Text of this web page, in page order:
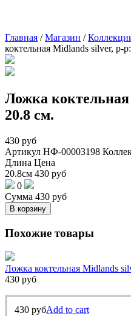
Главная /Магазин /
коктельная Midlands silver, р-
Ложка
20.8 см.
430 руб
Артикул НФ-00003198
Длина Цена
20.8см 430 руб
0
Сумма 430 руб
В корзину
Похожие товары
Ложка коктельная Midlands
430 руб
430 рубAdd to cart